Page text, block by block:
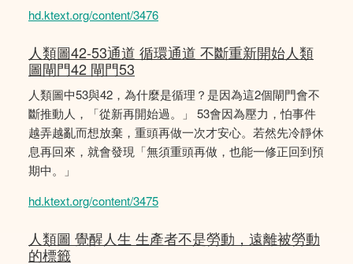
hd.ktext.org/content/3476
人類圖42-53通道 循環通道 不斷重新開始人類
圖閘門42 閘門53
人類圖中53與42，為什麼是循理？是因為這2個閘門會不
斷推動人，「從新再開始過。」 53會因為壓力，怕事件
越弄越亂而想放棄，重頭再做一次才安心。若然先冷靜休
息再回來，就會發現「無須重頭再做，也能一修正回到預
期中。」
hd.ktext.org/content/3475
人類圖 覺醒人生 生產者不是勞動，遠離被勞動
的標籤